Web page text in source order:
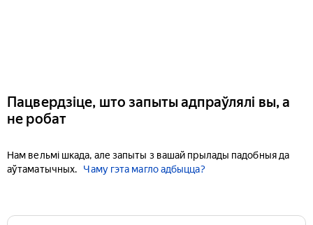
Пацвердзіце, што запыты адпраўлялі вы, а
не робат
Нам вельмі шкада, але запыты з вашай прылады падобныя да
аўтаматычных.
Чаму гэта магло адбыцца?